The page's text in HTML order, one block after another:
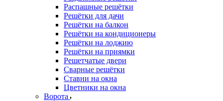
Распашные решётки
Решётки для дачи
Решётки на балкон
Решётки на кондиционеры
Решётки на лоджию
Решётки на приямки
Решетчатые двери
Сварные решётки
Ставни на окна
Цветники на окна
Ворота